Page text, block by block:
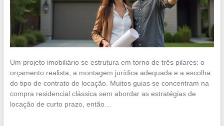
Um projeto imobiliário se estrutura em torno de três pilares: o
orçamento realista, a montagem jurídica adequada e a escolha
do tipo de contrato de locação. Muitos guias se concentram na
compra residencial clássica sem abordar as estratégias de
locação de curto prazo, então…